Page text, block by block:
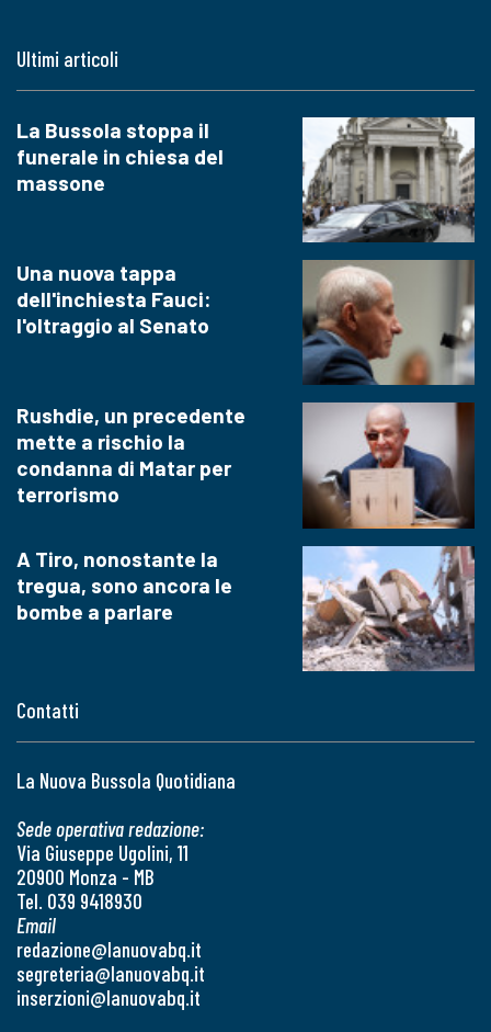
Contatti
La Nuova Bussola Quotidiana
Sede operativa redazione:
Via Giuseppe Ugolini, 11
20900 Monza - MB
Tel. 039 9418930
Email
redazione@lanuovabq.it
segreteria@lanuovabq.it
inserzioni@lanuovabq.it
Ultimi articoli
La Bussola stoppa il
funerale in chiesa del
massone
Una nuova tappa
dell'inchiesta Fauci:
l'oltraggio al Senato
Rushdie, un precedente
mette a rischio la
condanna di Matar per
terrorismo
A Tiro, nonostante la
tregua, sono ancora le
bombe a parlare